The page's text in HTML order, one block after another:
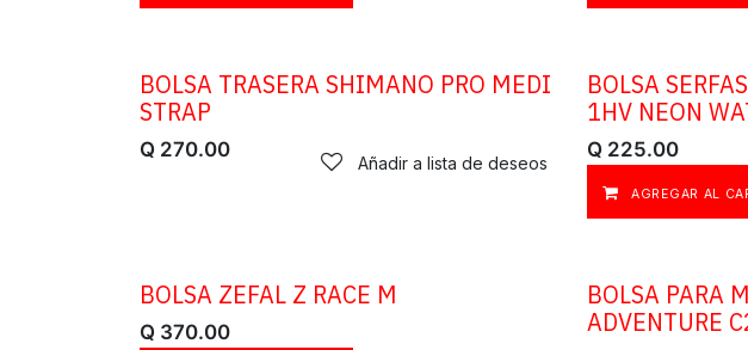
BOLSA TRASERA SHIMANO PRO MEDI
STRAP
Q 270.00
Añadir a lista de deseos
BOLSA
1HV NEON
Q 225.00
AGREGAR AL
BOLSA ZEFAL Z RACE M
Q 370.00
BOLSA PARA
ADVENTURE